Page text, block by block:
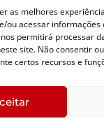
as melhores
ou acessar
permitirá processar
site. Não consentir
certos recursos e
Defesa Civil
Catarina
Av. Ivo
Bairro:
Capoeiras,
88085-001